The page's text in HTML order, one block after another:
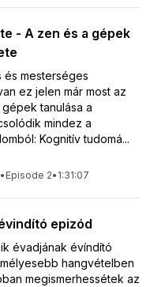
- A zen és a gépek
és mesterséges
ez jelen már most az
tanulása a
mindez a
Kognitív tudomá...
• Episode 2• 1:31:07
epizód
évadjának évíndító
hangvételben
megismerhessétek az